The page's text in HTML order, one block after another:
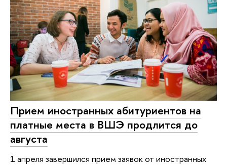
Прием иностранных абитуриентов на
платные места в ВШЭ продлится до
августа
1 апреля завершился прием заявок от иностранных